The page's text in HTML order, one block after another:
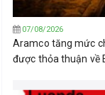
07/08/2026
Aramco tăng mức
được thỏa thuận về